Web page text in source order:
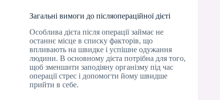
Загальні вимоги до післяопераційної дієті
Особлива дієта після операції займає не
останнє місце в списку факторів, що
впливають на швидке і успішне одужання
людини. В основному дієта потрібна для того,
щоб зменшити заподіяну організму під час
операції стрес і допомогти йому швидше
прийти в себе.